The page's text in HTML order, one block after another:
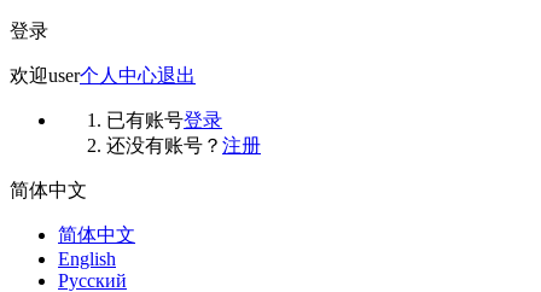
登录
欢迎user个人中心退出
已有账号登录
还没有账号？ 注册
简体中文
简体中文
English
Русский